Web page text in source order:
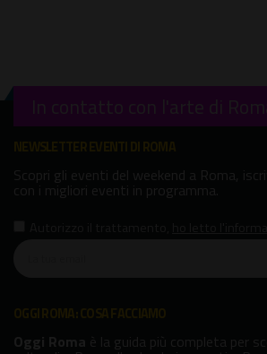
In contatto con l'arte di